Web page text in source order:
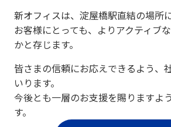
新オフィスは、淀屋橋駅直結の場所
お客様にとっても、よりアクティブ
かと存じます。
皆さまの信頼にお応えできるよう、
いります。
今後とも一層のお支援を賜りますよ
す。